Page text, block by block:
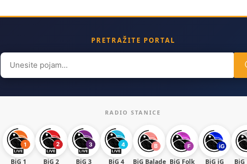
PRETRAŽITE PORTAL
Search
for:
RADIO STANICE
BiG 1 BiG 2 BiG 3 BiG 4 BiG Balade BiG Folk BiG iG BiG